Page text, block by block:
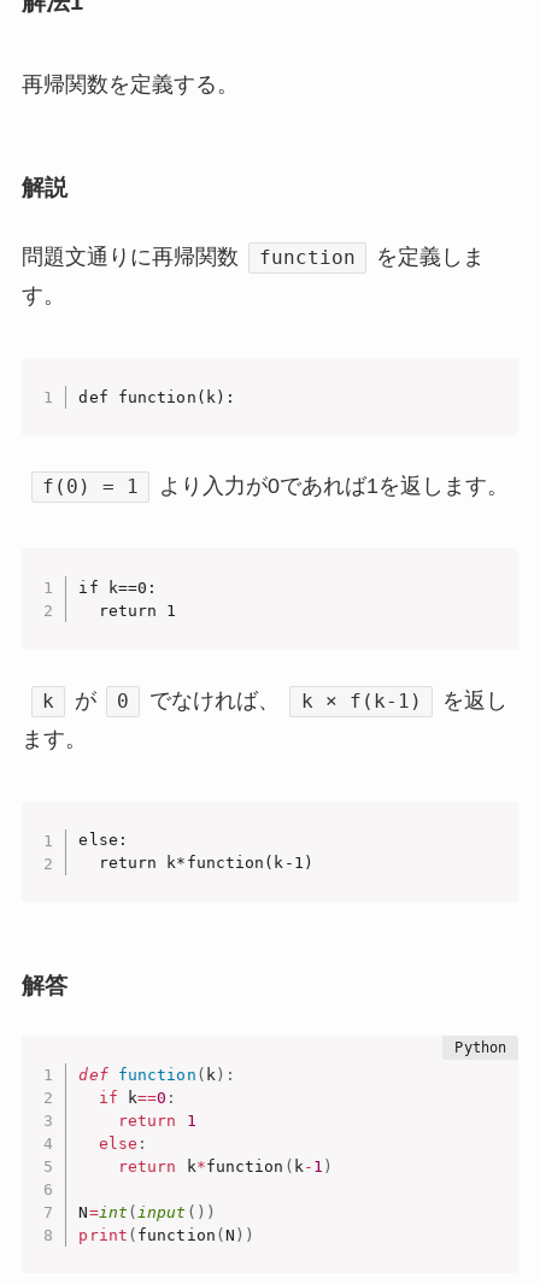
再帰関数を定義する。
解説
問題文通りに再帰関数 function
を定義しま
す。
def function(k):
f(0) = 1 より入力が0であれば1を返します。
if k==0:
  return 1
k が 0 でなければ、 k × f(k-1)
を返し
ます。
else:
  return k*function(k-1)
解答
def function ( k ) :
if k==0 :
return
1
else :
return k*function ( k - 1 )
N=int ( input ( ) )
print ( function (N ) )